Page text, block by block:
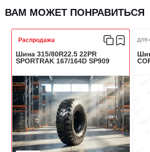
Сезонность
Максимальная нагрузка (кг)
Индекс нагрузки
Индекс скорости
Стандартный диск, RIM
ВАМ МОЖЕТ ПОНРАВИТЬСЯ
Распродажа
Шина 315/80R22.5 22PR
SPORTRAK 167/164D SP909
ДЛЯ